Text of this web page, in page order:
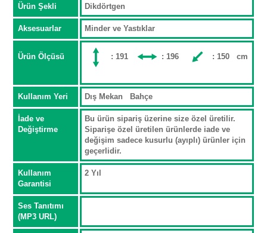
Ürün Şekli Dikdörtgen
Aksesuarlar Minder ve Yastıklar
Ürün Ölçüsü : 191 : 196 : 150 cm
Kullanım Yeri Dış Mekan Bahçe
İade ve
Değiştirme
Bu ürün sipariş üzerine size özel üretilir.
Siparişe özel üretilen ürünlerde iade ve
değişim sadece kusurlu (ayıplı) ürünler için
geçerlidir.
Kullanım
Garantisi
2 Yıl
Ses Tanıtımı
(MP3 URL)